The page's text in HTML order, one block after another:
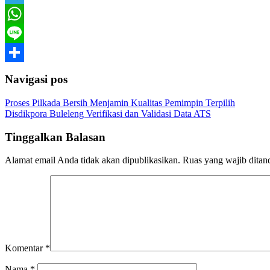
Telegram
WhatsApp
Line
Navigasi pos
Proses Pilkada Bersih Menjamin Kualitas Pemimpin Terpilih
Disdikpora Buleleng Verifikasi dan Validasi Data ATS
Tinggalkan Balasan
Alamat email Anda tidak akan dipublikasikan. Ruas yang wajib
Komentar *